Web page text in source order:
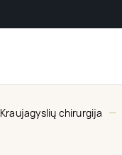
Kraujagyslių chirurgija